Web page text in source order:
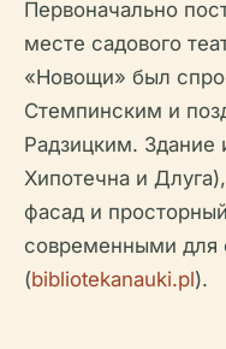
Первоначально
месте садового
«Новощи» был
Стемпинским и
Радзицким. Здание
Хипотечна и
фасад и
современными для
(bibliotekanauki.pl).